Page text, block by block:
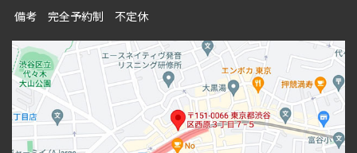
備考
完全予約制 不定休